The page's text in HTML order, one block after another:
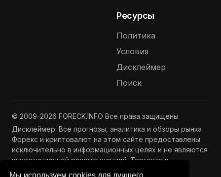
Мы используем cookies для лучшего
Ресурсы
Политика
Условия
Дисклеймер
Поиск
© 2009-2026 FORECK.INFO Все права защищены
Дисклеймер: Все прогнозы, аналитика и обзоры рынка
Форекс и криптовалют на этом сайте предоставлены
исключительно в информационных целях и не являются
инвестиционной рекомендацией. Торговля и
инвестиции связаны с риском потери капитала.